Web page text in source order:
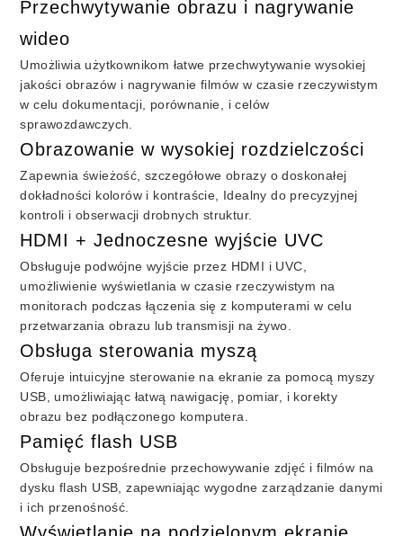
Przechwytywanie obrazu i nagrywanie
wideo
Umożliwia użytkownikom łatwe przechwytywanie wysokiej
jakości obrazów i nagrywanie filmów w czasie rzeczywistym
w celu dokumentacji, porównanie, i celów
sprawozdawczych.
Obrazowanie w wysokiej rozdzielczości
Zapewnia świeżość, szczegółowe obrazy o doskonałej
dokładności kolorów i kontraście, Idealny do precyzyjnej
kontroli i obserwacji drobnych struktur.
HDMI + Jednoczesne wyjście UVC
Obsługuje podwójne wyjście przez HDMI i UVC,
umożliwienie wyświetlania w czasie rzeczywistym na
monitorach podczas łączenia się z komputerami w celu
przetwarzania obrazu lub transmisji na żywo.
Obsługa sterowania myszą
Oferuje intuicyjne sterowanie na ekranie za pomocą myszy
USB, umożliwiając łatwą nawigację, pomiar, i korekty
obrazu bez podłączonego komputera.
Pamięć flash USB
Obsługuje bezpośrednie przechowywanie zdjęć i filmów na
dysku flash USB, zapewniając wygodne zarządzanie danymi
i ich przenośność.